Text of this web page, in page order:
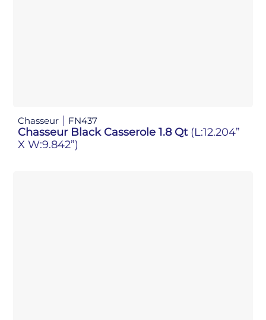
Chasseur FN437
Chasseur Black Casserole 1.8 Qt (L:12.204”
X W:9.842”)